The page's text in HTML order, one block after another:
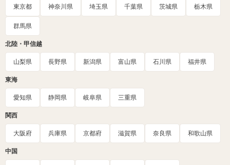
東京都 神奈川県 埼玉県 千葉県 茨城県 栃木県
群馬県
北陸・甲信越
山梨県 長野県 新潟県 富山県 石川県 福井県
東海
愛知県 静岡県 岐阜県 三重県
関西
大阪府 兵庫県 京都府 滋賀県 奈良県 和歌山県
中国